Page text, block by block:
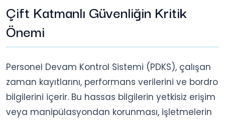
Çift Katmanlı Güvenliğin Kritik
Önemi
Personel Devam Kontrol Sistemi (PDKS), çalışan
zaman kayıtlarını, performans verilerini ve bordro
bilgilerini içerir. Bu hassas bilgilerin yetkisiz erişim
veya manipülasyondan korunması, işletmelerin